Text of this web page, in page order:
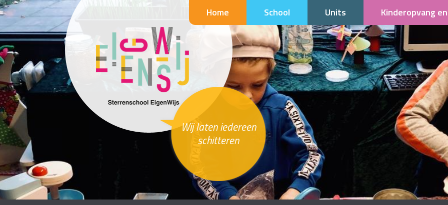
Home School Units Kinderopvang
Wij laten iedereen
schitteren